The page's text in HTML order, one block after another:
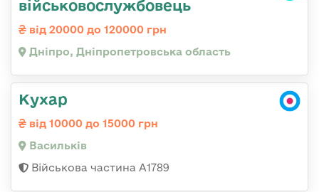
військовослужбовець
від 20000 до 120000 грн
Дніпро, Дніпропетровська область
Кухар
від 10000 до 15000 грн
Васильків
Військова частина А1789